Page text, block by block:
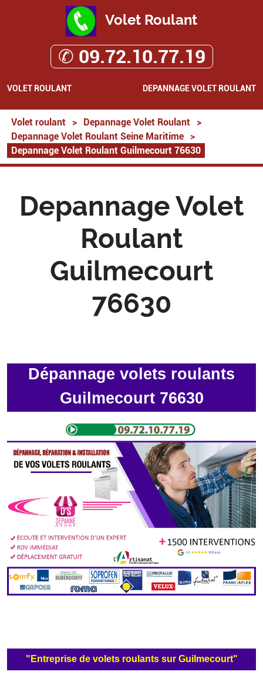
Volet Roulant
✆ 09.72.10.77.19
VOLET ROULANT DEPANNAGE VOLET ROULANT
Volet roulant > Depannage Volet Roulant
>
Depannage Volet Roulant Seine Maritime
>
Depannage Volet Roulant Guilmecourt 76630
Depannage Volet
Roulant
Guilmecourt
76630
Dépannage volets roulants
Guilmecourt 76630
"Entreprise de volets roulants sur Guilmecourt"